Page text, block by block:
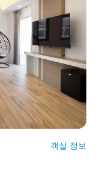
객실 정보